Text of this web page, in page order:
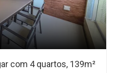
com 4 quartos, 139m²